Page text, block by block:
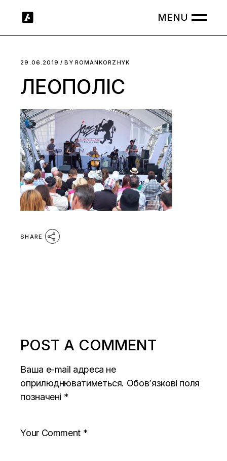
29.06.2019 BY ROMANKORZHYK
ЛЕОПОЛІС
SHARE
POST A COMMENT
Ваша e-mail адреса не
оприлюднюватиметься. Обов’язкові поля
позначені *